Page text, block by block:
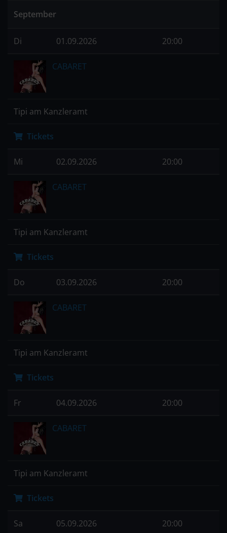
September
Di 01.09.2026 20:00
CABARET
Tipi am Kanzleramt
Tickets
Mi 02.09.2026 20:00
CABARET
Tipi am Kanzleramt
Tickets
Do 03.09.2026 20:00
CABARET
Tipi am Kanzleramt
Tickets
Fr 04.09.2026 20:00
CABARET
Tipi am Kanzleramt
Tickets
Sa 05.09.2026 20:00